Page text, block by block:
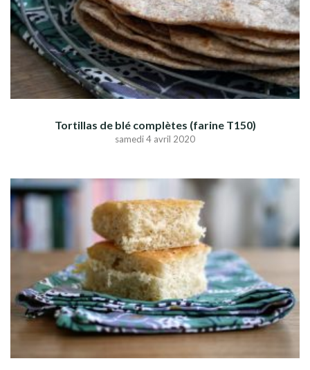
Tortillas de blé complètes (farine T150)
samedi 4 avril 2020